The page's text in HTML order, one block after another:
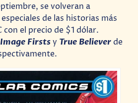
se volveran a
de las historias más
el precio de $1 dólar.
Image Firstsy True Believerde